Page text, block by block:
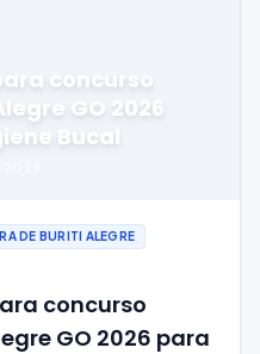
concurso
GO 2026
Bucal
DE BURITI ALEGRE
concurso
GO 2026 para